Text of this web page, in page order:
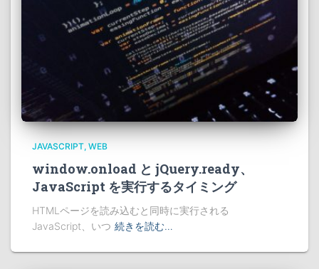
JAVASCRIPT WEB
window.onload と jQuery.ready、
JavaScript を実行するタイミング
HTMLページを読み込むと同時に実行される
JavaScript、いつ 続きを読む…